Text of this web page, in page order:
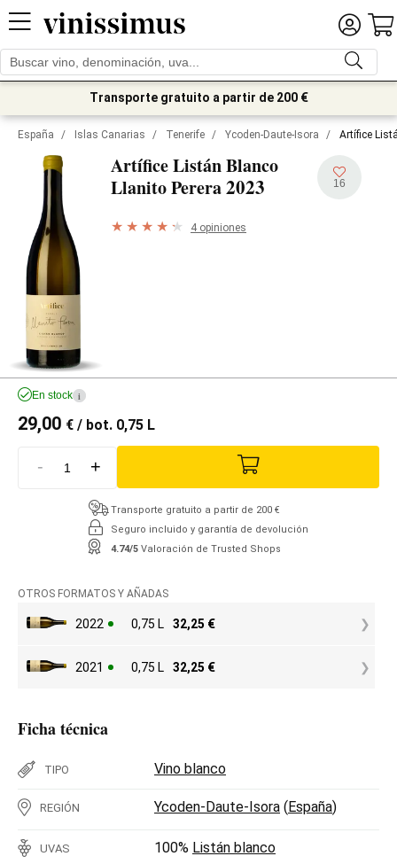
Transporte gratuito a partir de 200 €
España / Islas Canarias / Tenerife / Ycoden-Daute-Isora / Artífice
Artífice Listán Blanco
Llanito Perera2023 16
4 opiniones
En stock i
29,00 € / bot. 0,75 L
- +
Transporte gratuito a partir de 200 €
Seguro incluido y garantía de devolución
4.74/5 Valoración de Trusted Shops
OTROS FORMATOS Y AÑADAS
2022 0,75 L 32,25 €
2021 0,75 L 32,25 €
Ficha técnica
TIPO Vino blanco
REGIÓN Ycoden-Daute-Isora (España)
UVAS 100% Listán blanco